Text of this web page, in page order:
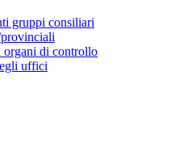
gruppi consiliari
organi di controllo
uffici